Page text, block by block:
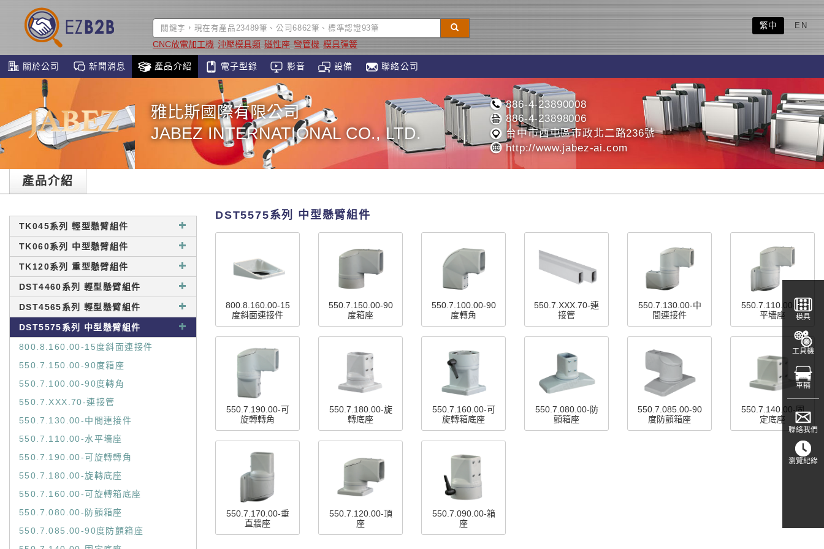
CNC放電加工機 沖壓模具類 磁性座 彎管機 模具彈簧
繁中 EN
關於公司 新聞消息 產品介紹 電子型錄 影音 設備 聯絡公司
雅比斯國際有限公司
JABEZ INTERNATIONAL CO., LTD.
886-4-23890008
886-4-23898006
台中市西屯區市政北二路236號
http://www.jabez-ai.com
產品介紹
TK045系列 輕型懸臂組件
TK060系列 中型懸臂組件
TK120系列 重型懸臂組件
DST4460系列 輕型懸臂組件
DST4565系列 輕型懸臂組件
DST5575系列 中型懸臂組件
800.8.160.00-15度斜面連接件
550.7.150.00-90度箱座
550.7.100.00-90度轉角
550.7.XXX.70-連接管
550.7.130.00-中間連接件
550.7.110.00-水平墻座
550.7.190.00-可旋轉轉角
550.7.180.00-旋轉底座
550.7.160.00-可旋轉箱底座
550.7.080.00-防顫箱座
550.7.085.00-90度防顫箱座
DST5575系列 中型懸臂組件
800.8.160.00-15
度斜面連接件
550.7.150.00-90
度箱座
550.7.100.00-90
度轉角
550.7.XXX.70-連
接管
550.7.130.00-中
間連接件
550.7.110.00-水
平墻座
550.7.190.00-可
旋轉轉角
550.7.180.00-旋
轉底座
550.7.160.00-可
旋轉箱底座
550.7.080.00-防
顫箱座
550.7.085.00-90
度防顫箱座
550.7.140.00-固
定底座
550.7.170.00-垂
直牆座
550.7.120.00-頂
座
550.7.090.00-箱
座
模具
工具機
車輛
聯絡我們
瀏覽紀錄